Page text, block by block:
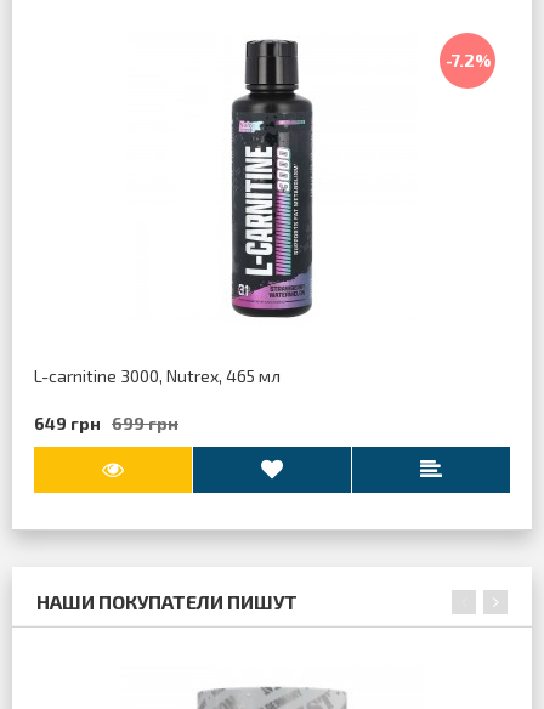
-7.2%
L-carnitine 3000, Nutrex, 465 мл
649 грн 699 грн
НАШИ ПОКУПАТЕЛИ ПИШУТ